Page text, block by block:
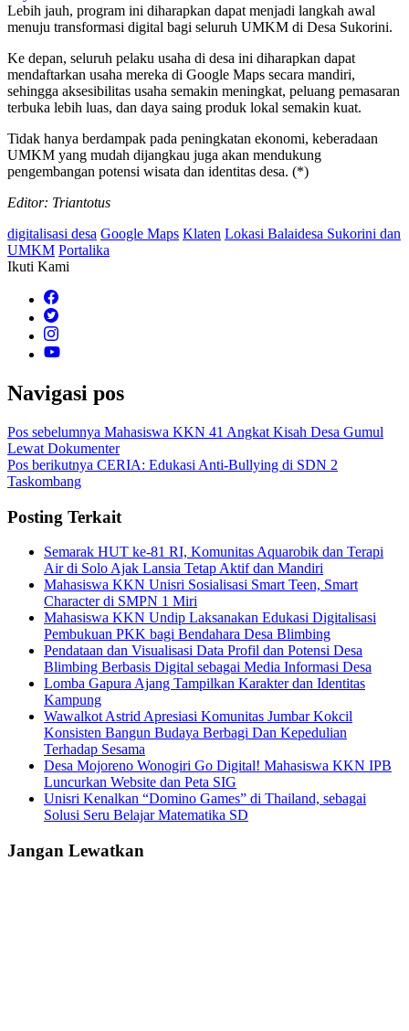
Lebih jauh, program ini diharapkan dapat menjadi langkah awal
menuju transformasi digital bagi seluruh UMKM di Desa Sukorini.
Ke depan, seluruh pelaku usaha di desa ini diharapkan dapat
mendaftarkan usaha mereka di Google Maps secara mandiri,
sehingga aksesibilitas usaha semakin meningkat, peluang pemasaran
terbuka lebih luas, dan daya saing produk lokal semakin kuat.
Tidak hanya berdampak pada peningkatan ekonomi, keberadaan
UMKM yang mudah dijangkau juga akan mendukung
pengembangan potensi wisata dan identitas desa. (*)
Editor: Triantotus
digitalisasi desa Google Maps Klaten Lokasi Balaidesa Sukorini dan
UMKM Portalika
Ikuti Kami
Navigasi pos
Pos sebelumnya Mahasiswa KKN 41 Angkat Kisah Desa Gumul
Lewat Dokumenter
Pos berikutnya CERIA: Edukasi Anti-Bullying di SDN 2
Taskombang
Posting Terkait
Semarak HUT ke-81 RI, Komunitas Aquarobik dan Terapi
Air di Solo Ajak Lansia Tetap Aktif dan Mandiri
Mahasiswa KKN Unisri Sosialisasi Smart Teen, Smart
Character di SMPN 1 Miri
Mahasiswa KKN Undip Laksanakan Edukasi Digitalisasi
Pembukuan PKK bagi Bendahara Desa Blimbing
Pendataan dan Visualisasi Data Profil dan Potensi Desa
Blimbing Berbasis Digital sebagai Media Informasi Desa
Lomba Gapura Ajang Tampilkan Karakter dan Identitas
Kampung
Wawalkot Astrid Apresiasi Komunitas Jumbar Kokcil
Konsisten Bangun Budaya Berbagi Dan Kepedulian
Terhadap Sesama
Desa Mojoreno Wonogiri Go Digital! Mahasiswa KKN IPB
Luncurkan Website dan Peta SIG
Unisri Kenalkan “Domino Games” di Thailand, sebagai
Solusi Seru Belajar Matematika SD
Jangan Lewatkan